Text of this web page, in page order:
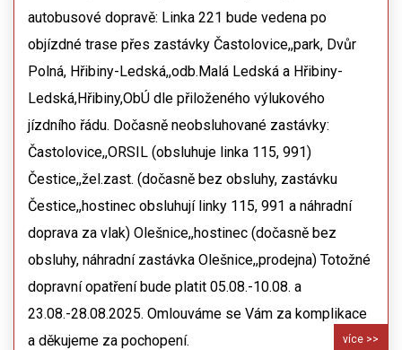
autobusové dopravě: Linka 221 bude vedena po
objízdné trase přes zastávky Častolovice,,park, Dvůr
Polná, Hřibiny-Ledská,,odb.Malá Ledská a Hřibiny-
Ledská,Hřibiny,ObÚ dle přiloženého výlukového
jízdního řádu. Dočasně neobsluhované zastávky:
Častolovice,,ORSIL (obsluhuje linka 115, 991)
Čestice,,žel.zast. (dočasně bez obsluhy, zastávku
Čestice,,hostinec obsluhují linky 115, 991 a náhradní
doprava za vlak) Olešnice,,hostinec (dočasně bez
obsluhy, náhradní zastávka Olešnice,,prodejna) Totožné
dopravní opatření bude platit 05.08.-10.08. a
23.08.-28.08.2025. Omlouváme se Vám za komplikace
a děkujeme za pochopení.
více >>